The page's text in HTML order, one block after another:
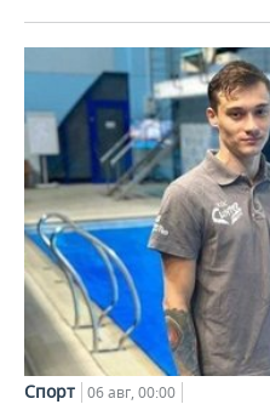
Спорт 06 авг, 00:00